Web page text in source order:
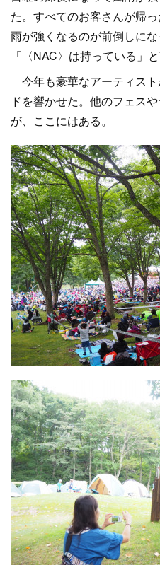
た。すべてのお客さんが帰
雨が強くなるのが前倒しに
「〈NAC〉は持っている」
今年も豪華なアーティス
ドを響かせた。他のフェス
が、ここにはある。